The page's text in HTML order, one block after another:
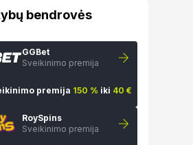
bendrovės
GGBet
Sveikinimo premija
premija 150 % iki 40 €
RoySpins
Sveikinimo premija